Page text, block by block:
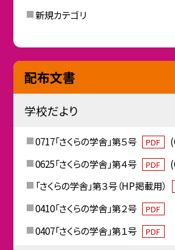
新規カテゴリ
配布文書
学校だより
0717「さくらの学舎」第５号 PDF
0625「さくらの学舎」第４号
PDF
「さくらの学舎」第３号（HP掲載用）
0410「さくらの学舎」第２号 PDF
0407「さくらの学舎」第１号 PDF